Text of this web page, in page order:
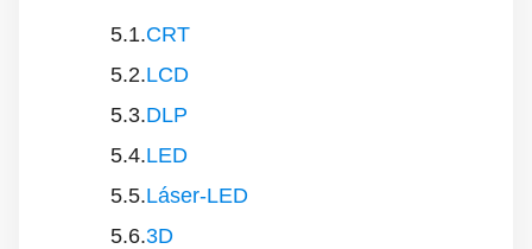
CRT
LCD
DLP
LED
Láser-LED
3D